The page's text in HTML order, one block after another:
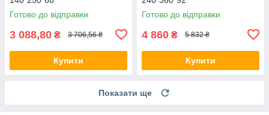
Готово до відправки
3 088,80 ₴ 3 706,56 ₴
Купити
Готово до відправки
4 860 ₴ 5 832 ₴
Купити
Показати ще